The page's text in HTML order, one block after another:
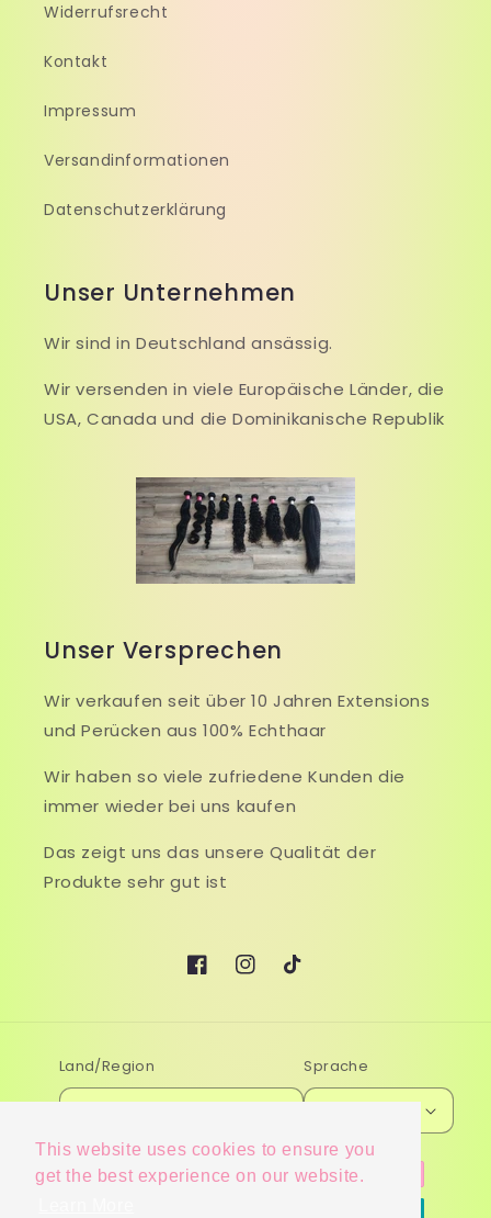
This website uses cookies to ensure you
get the best experience on our website.
Widerrufsrecht
Kontakt
Impressum
Versandinformationen
Datenschutzerklärung
Unser Unternehmen
Wir sind in Deutschland ansässig.
Wir versenden in viele Europäische Länder, die
USA, Canada und die Dominikanische Republik
Unser Versprechen
Wir verkaufen seit über 10 Jahren Extensions
und Perücken aus 100% Echthaar
Wir haben so viele zufriedene Kunden die
immer wieder bei uns kaufen
Das zeigt uns das unsere Qualität der
Produkte sehr gut ist
FacebookInstagram
TikTok
Land/Region Sprache
Zahlungsmethoden